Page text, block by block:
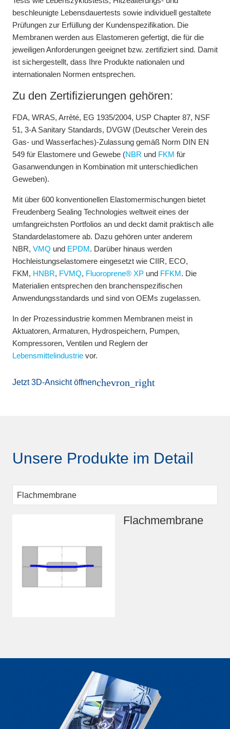
beschleunigte Lebensdauertests sowie individuell gestaltete
Prüfungen zur Erfüllung der Kundenspezifikation. Die
Membranen werden aus Elastomeren gefertigt, die für die
jeweiligen Anforderungen geeignet bzw. zertifiziert sind. Damit
ist sichergestellt, dass Ihre Produkte nationalen und
internationalen Normen entsprechen.
Zu den Zertifizierungen gehören:
FDA, WRAS, Arrêté, EG 1935/2004, USP Chapter 87, NSF
51, 3-A Sanitary Standards, DVGW (Deutscher Verein des
Gas- und Wasserfaches)-Zulassung gemäß Norm DIN EN
549 für Elastomere und Gewebe (NBR und FKM für
Gasanwendungen in Kombination mit unterschiedlichen
Geweben).
Mit über 600 konventionellen Elastomermischungen bietet
Freudenberg Sealing Technologies weltweit eines der
umfangreichsten Portfolios an und deckt damit praktisch alle
Standardelastomere ab. Dazu gehören unter anderem
NBR, VMQ und EPDM. Darüber hinaus werden
Hochleistungselastomere eingesetzt wie CIIR, ECO,
FKM, HNBR, FVMQ, Fluoroprene® XP und FFKM. Die
Materialien entsprechen den branchenspezifischen
Anwendungsstandards und sind von OEMs zugelassen.
In der Prozessindustrie kommen Membranen meist in
Aktuatoren, Armaturen, Hydrospeichern, Pumpen,
Kompressoren, Ventilen und Reglern der
Lebensmittelindustrie vor.
Jetzt 3D-Ansicht öffnenchevron_right
Unsere Produkte im Detail
Flachmembrane